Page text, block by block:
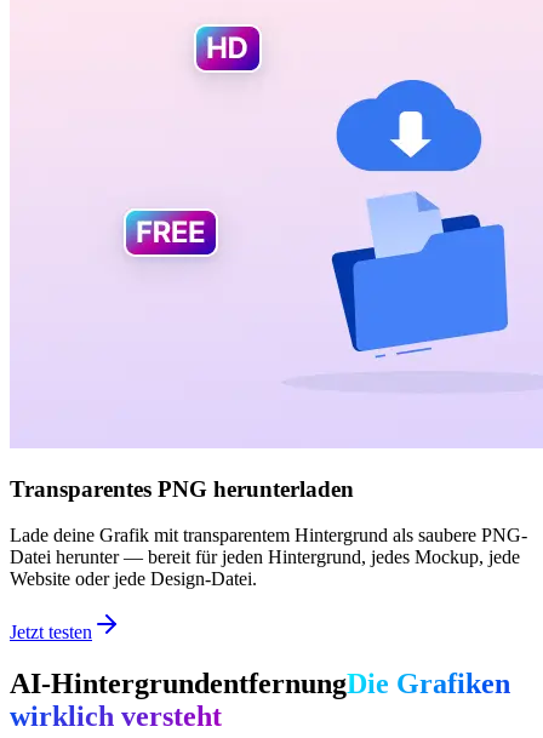
Transparentes PNG herunterladen
Lade deine Grafik mit transparentem Hintergrund als saubere PNG-
Datei herunter — bereit für jeden Hintergrund, jedes Mockup, jede
Website oder jede Design-Datei.
Jetzt testen
AI-HintergrundentfernungDie Grafiken
wirklich versteht